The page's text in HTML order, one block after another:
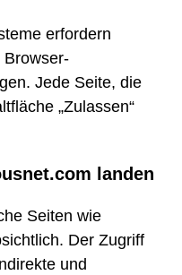
erfordern
Browser-
Jede Seite, die
„Zulassen“
landen
Seiten wie
Der Zugriff
und